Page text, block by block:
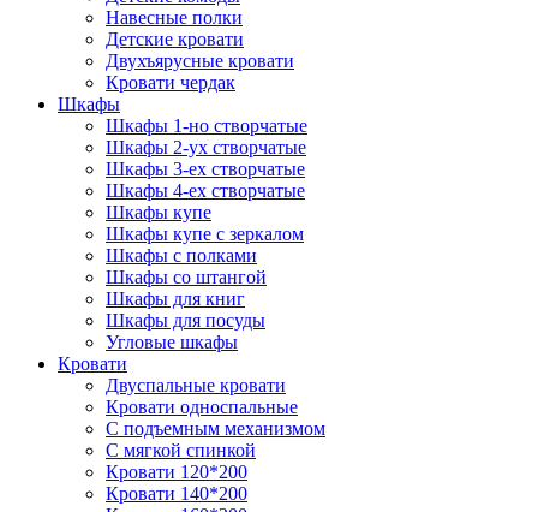
Навесные полки
Детские кровати
Двухъярусные кровати
Кровати чердак
Шкафы
Шкафы 1-но створчатые
Шкафы 2-ух створчатые
Шкафы 3-ех створчатые
Шкафы 4-ех створчатые
Шкафы купе
Шкафы купе с зеркалом
Шкафы с полками
Шкафы со штангой
Шкафы для книг
Шкафы для посуды
Угловые шкафы
Кровати
Двуспальные кровати
Кровати односпальные
С подъемным механизмом
С мягкой спинкой
Кровати 120*200
Кровати 140*200